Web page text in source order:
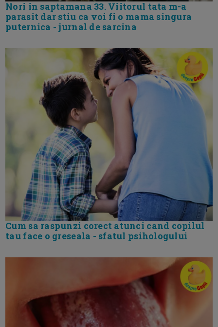
Nori in saptamana 33. Viitorul tata m-a
parasit dar stiu ca voi fi o mama singura
puternica - jurnal de sarcina
Cum sa raspunzi corect atunci cand copilul
tau face o greseala - sfatul psihologului